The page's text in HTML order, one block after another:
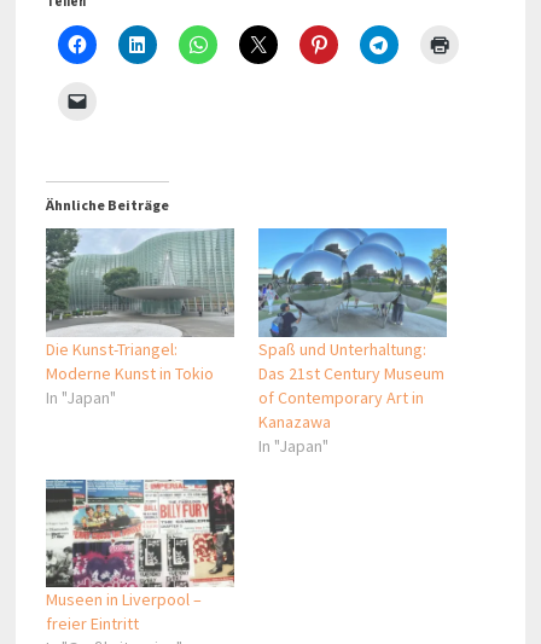
Ähnliche Beiträge
Die Kunst-Triangel:
Moderne Kunst in Tokio
In "Japan"
Spaß und Unterhaltung:
Das 21st Century Museum
of Contemporary Art in
Kanazawa
In "Japan"
Museen in Liverpool –
freier Eintritt